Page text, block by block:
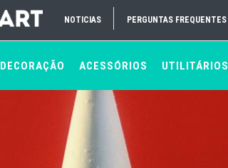
NOTICIAS PERGUNTAS FREQUENTES
DECORAÇÃO ACESSÓRIOS UTILITÁRIOS